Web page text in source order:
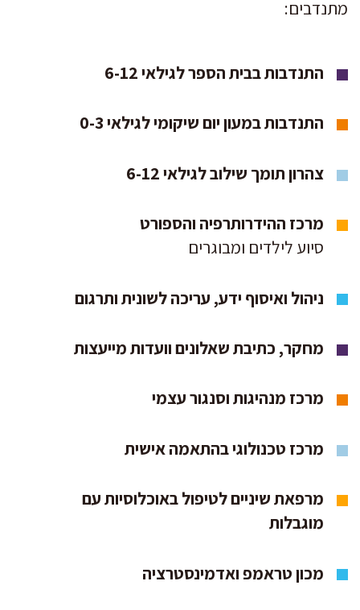
מתנדבים:
התנדבות בבית הספר לגילאי 6-12
התנדבות במעון יום שיקומי לגילאי 0-3
צהרון תומך שילוב לגילאי 6-12
מרכז ההידרותרפיה והספורט
סיוע לילדים ומבוגרים
ניהול ואיסוף ידע, עריכה לשונית ותרגום
מחקר, כתיבת שאלונים וועדות מייעצות
מרכז מנהיגות וסנגור עצמי
מרכז טכנולוגי בהתאמה אישית
מרפאת שיניים לטיפול באוכלוסיות עם
מוגבלות
מכון טראמפ ואדמינסטרציה